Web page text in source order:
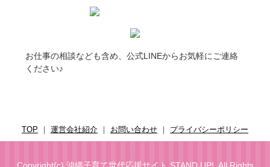
お仕事の相談なども含め、公式LINEからお気軽にご連絡
ください♪
TOP ｜ 運営会社紹介 ｜ お問い合わせ ｜ プライバシーポリシー
Copyright(c) 沖縄子育て世代応援サイト STAND UP! . All Rights